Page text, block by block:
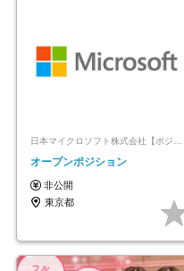
日本マイクロソフト株式会社【ポジションマッチ登録】
オープンポジション
非公開
東京都